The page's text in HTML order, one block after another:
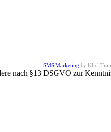
SMS Marketing by KlickTipp
nach §13 DSGVO zur